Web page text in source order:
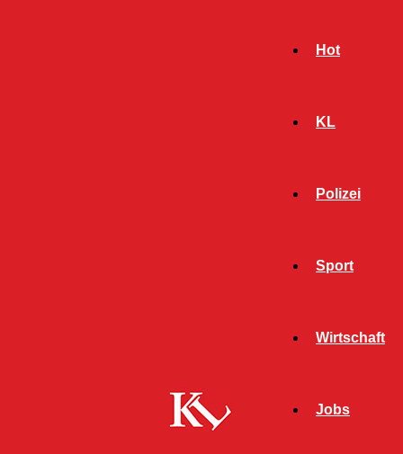
Hot
KL
Polizei
Sport
Wirtschaft
Jobs